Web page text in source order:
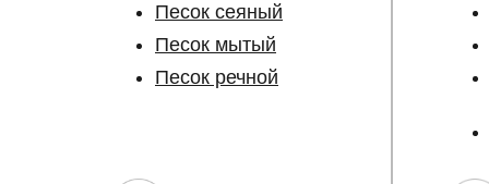
Песок сеяный
Песок мытый
Песок речной